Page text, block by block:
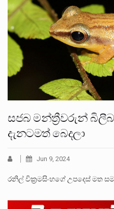
සජබ මන්ත්‍රීවරුන්
දැනටමත් බෙදලා
Jun 9, 2024
රනිල් වික්‍රමසිංහගේ උපදෙස් මත